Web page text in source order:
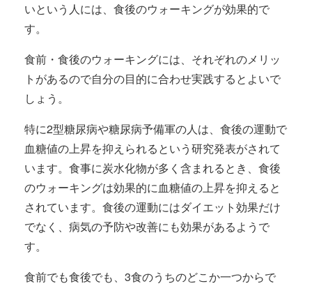
いという人には、食後のウォーキングが効果的で
す。
食前・食後のウォーキングには、それぞれのメリッ
トがあるので自分の目的に合わせ実践するとよいで
しょう。
特に2型糖尿病や糖尿病予備軍の人は、食後の運動で
血糖値の上昇を抑えられるという研究発表がされて
います。食事に炭水化物が多く含まれるとき、食後
のウォーキングは効果的に血糖値の上昇を抑えると
されています。食後の運動にはダイエット効果だけ
でなく、病気の予防や改善にも効果があるようで
す。
食前でも食後でも、3食のうちのどこか一つからで